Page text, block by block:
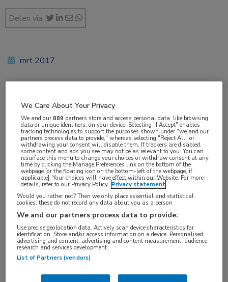
Delen via:
Log hier in om volledige
toegang te krijgen.
mrt 2017
Vakgebieden:
Hematologie
Tags:
factor VIII
We Care About Your Privacy
We and our889 partners store and access personal data, like browsing
data or unique identifiers, on your device. Selecting "I Accept" enables
tracking technologies to support the purposes shown under "we and our
partners process data to provide," whereas selecting "Reject All" or
withdrawing your consent will disable them. If trackers are disabled,
some content and ads you see may not be as relevant to you. You can
resurface this menu to change your choices or withdraw consent at any
time by clicking the Manage Preferences link on the bottom of the
webpage [or the floating icon on the bottom-left of the webpage, if
applicable]. Your choices will have effect within our Website. For more
details, refer to our Privacy Policy. Privacy statement
Would you rather not? Then we only place essential and statistical
cookies, these do not record any data about you as a person
We and our partners process data to provide:
Use precise geolocation data. Actively scan device characteristics for
identification. Store and/or access information on a device. Personalised
advertising and content, advertising and content measurement, audience
research and services development.
List of Partners (vendors)